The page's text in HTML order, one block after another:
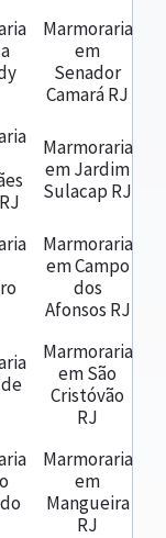
Marmoraria
em
Senador
Camará RJ
Marmoraria
em Jardim
Sulacap RJ
Marmoraria
em Campo
dos
Afonsos RJ
Marmoraria
em São
Cristóvão
RJ
Marmoraria
em
Mangueira
RJ